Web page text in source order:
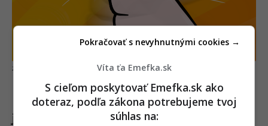
Artcavemaniac / EMEFKA
Muž sa ťa snaží orálne uspokojiť, ale ty
máš pocit, že sa skôr premenil na
jašteričku
Víta ťa Emefka.sk
S cieľom poskytovať Emefka.sk ako
doteraz, podľa zákona potrebujeme tvoj
súhlas na:
Pokračovať s nevyhnutnými cookies →